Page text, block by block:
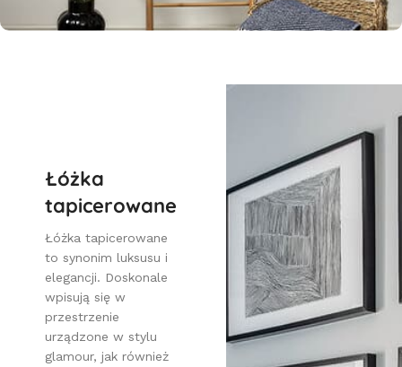
Łóżka
tapicerowane
Łóżka tapicerowane
to synonim luksusu i
elegancji. Doskonale
wpisują się w
przestrzenie
urządzone w stylu
glamour, jak również